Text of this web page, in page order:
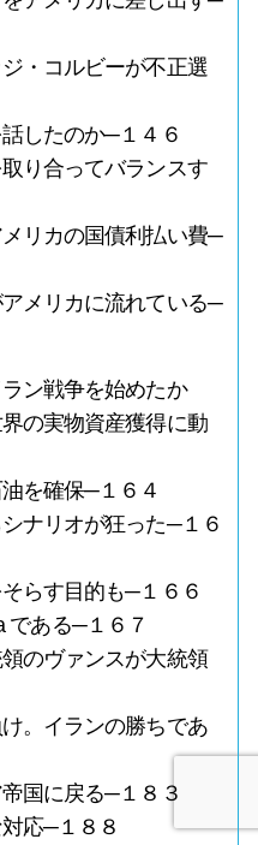
・コルビーが不正選
したのか─１４６
り合ってバランスす
リカの国債利払い費─
メリカに流れている─
ン戦争を始めたか
の実物資産獲得に動
を確保─１６４
ナリオが狂った─１６
らす目的も─１６６
である─１６７
のヴァンスが大統領
。イランの勝ちであ
国に戻る─１８３
応─１８８